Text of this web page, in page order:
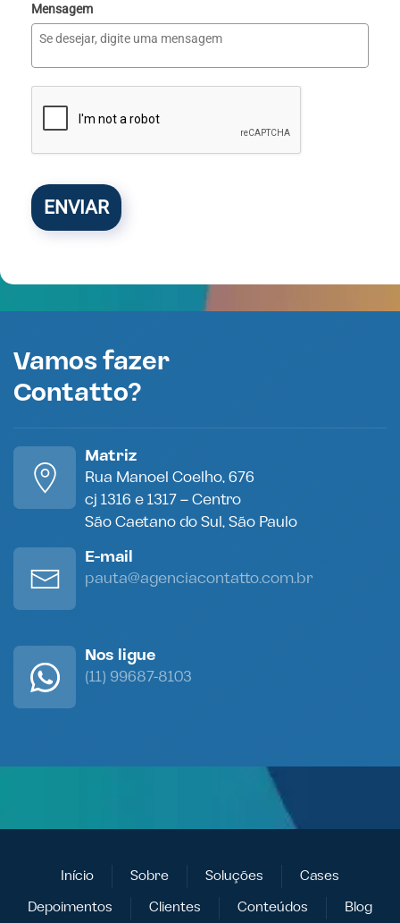
Mensagem
ENVIAR
Vamos fazer
Contatto?
Matriz
Rua Manoel Coelho, 676
cj 1316 e 1317 – Centro
São Caetano do Sul, São Paulo
E-mail
pauta@agenciacontatto.com.br
Nos ligue
(11) 99687-8103
Início Sobre Soluções
Cases
Depoimentos
Clientes Conteúdos Blog